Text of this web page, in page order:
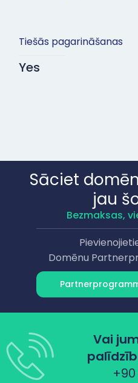
Tiešās pagarināšanas
Yes
Sāciet
jau
Bezmaksas,
Domēnu
Vai